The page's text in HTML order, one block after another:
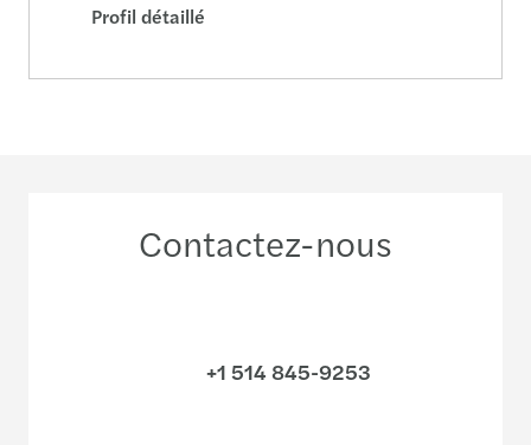
Profil détaillé
Contactez-nous
+1 514 845-9253